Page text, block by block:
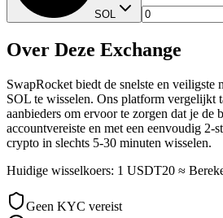
SOL
Over Deze Exchange
SwapRocket biedt de snelste en veiligste
SOL te wisselen. Ons platform vergelijkt
aanbieders om ervoor te zorgen dat je de
accountvereiste en met een eenvoudig 2-
crypto in slechts 5-30 minuten wisselen.
Huidige wisselkoers: 1 USDT20 ≈
Geen KYC vereist